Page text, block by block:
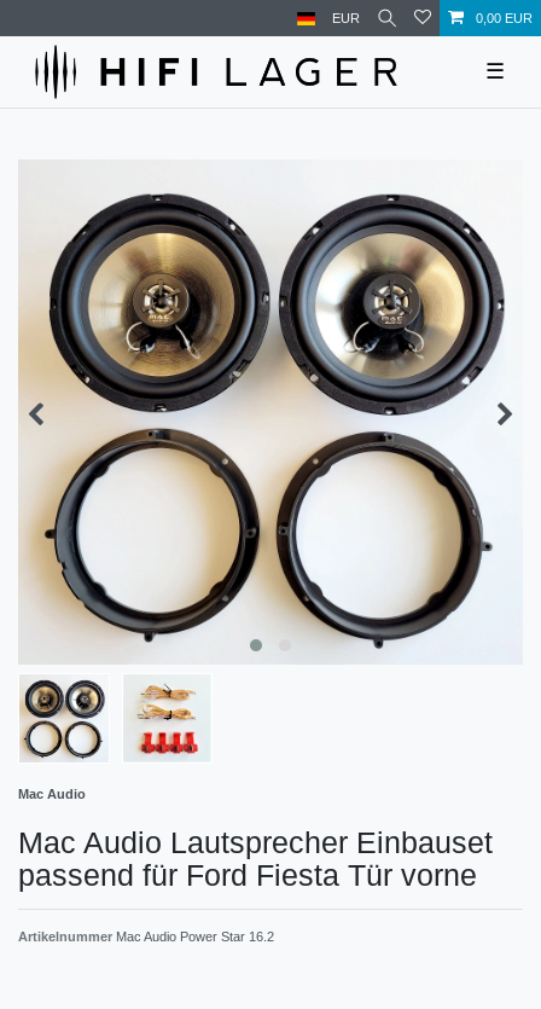
EUR 0,00 EUR
☰
Mac Audio
Mac Audio Lautsprecher Einbauset
passend für Ford Fiesta Tür vorne
Artikelnummer Mac Audio Power Star 16.2